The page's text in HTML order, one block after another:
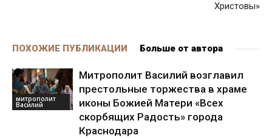
Христовы»
ПОХОЖИЕ ПУБЛИКАЦИИ Больше от автора
митрополит
Василий
Митрополит Василий возглавил
престольные торжества в храме
иконы Божией Матери «Всех
скорбящих Радость» города
Краснодара